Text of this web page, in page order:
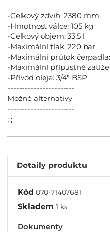
-Celkový zdvih: 2380 mm
-Hmotnost válce: 105 kg
-Celkový objem: 33,5 l
-Maximální tlak: 220 bar
-Maximální průtok
-Maximální přípustné
-Přívod oleje: 3/4" BSP
-----------------------
Možné alternativy
-----------------------
; ;
Detaily produktu
Kód 070-71407681
Skladem 1 ks
Dokumenty